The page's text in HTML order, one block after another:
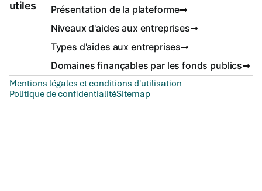
utiles
Présentation de la plateforme
Niveaux d'aides aux entreprises
Types d'aides aux entreprises
Domaines finançables par les fonds publics
Mentions légales et conditions d'utilisation
Politique de confidentialitéSitemap